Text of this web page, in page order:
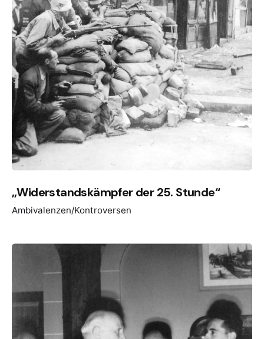
„Widerstandskämpfer der 25. Stunde“
Ambivalenzen/Kontroversen